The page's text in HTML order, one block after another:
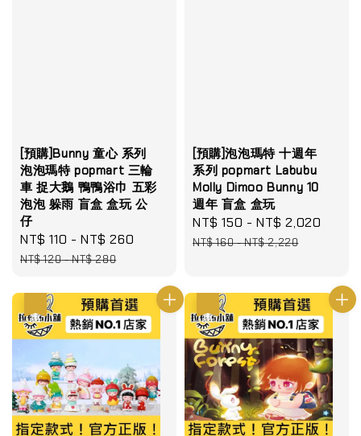
[預購]Bunny 童心 系列
泡泡瑪特 popmart 三輪
車 捉大鵝 鴨鴨浴巾 五彩
泡泡 躲雨 盲盒 盒玩 公
仔
Sale
price
NT$ 110 -NT$ 260
NT$ 120-NT$ 280
[預購]泡泡瑪特 十週年
系列 popmart Labubu
Molly Dimoo Bunny 10
週年 盲盒 盒玩
Sale
price
NT$ 150 -NT$ 2,020
NT$ 160-NT$ 2,220